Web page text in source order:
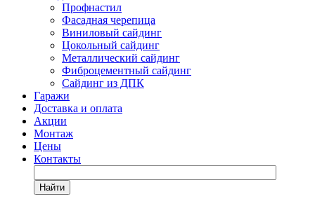
Профнастил
Фасадная черепица
Виниловый сайдинг
Цокольный сайдинг
Металлический сайдинг
Фиброцементный сайдинг
Сайдинг из ДПК
Гаражи
Доставка и оплата
Акции
Монтаж
Цены
Контакты
Найти